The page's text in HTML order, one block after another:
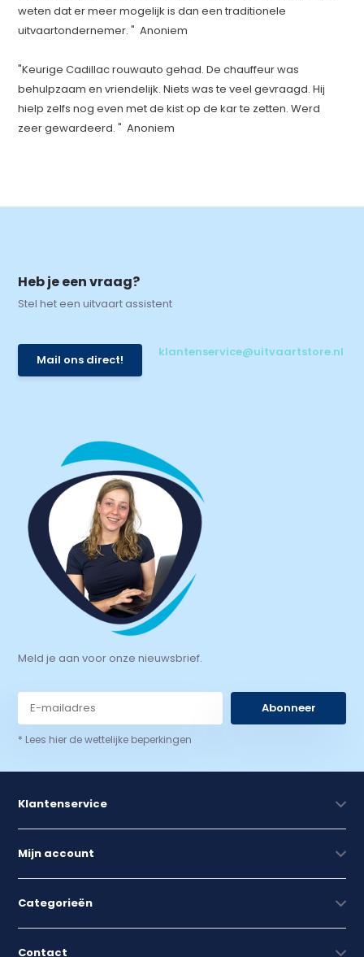
weten dat er meer mogelijk is dan een traditionele
uitvaartondernemer. " Anoniem
"Keurige Cadillac rouwauto gehad. De chauffeur was
behulpzaam en vriendelijk. Niets was te veel gevraagd. Hij
hielp zelfs nog even met de kist op de kar te zetten. Werd
zeer gewardeerd. " Anoniem
Heb je een vraag?
Stel het een uitvaart assistent
Mail ons direct!
klantenservice@uitvaartstore.nl
Meld je aan voor onze nieuwsbrief.
Abonneer
* Lees hier de wettelijke beperkingen
Klantenservice
Mijn account
Categorieën
Contact